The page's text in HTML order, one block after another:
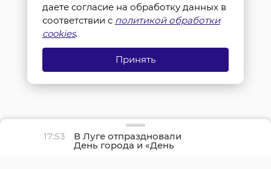
17:53 В Луге отпраздновали
День города и «День
детства»
даете согласие на обработку данных в
соответствии с политикой обработки
cookies.
Принять